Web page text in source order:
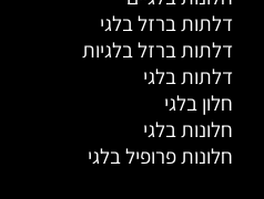
דלתות ברזל בלגי
דלתות ברזל בלגיות
דלתות בלגי
חלון בלגי
חלונות בלגי
חלונות פרופיל בלגי